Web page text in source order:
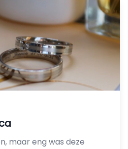
maar eng was deze